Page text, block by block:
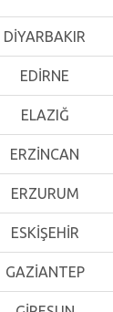
DİYARBAKIR
EDİRNE
ELAZIĞ
ERZİNCAN
ERZURUM
ESKİŞEHİR
GAZİANTEP